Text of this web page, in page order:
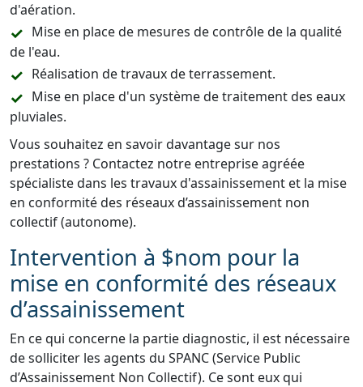
d'aération.
Mise en place de mesures de contrôle de la qualité
de l'eau.
Réalisation de travaux de terrassement.
Mise en place d'un système de traitement des eaux
pluviales.
Vous souhaitez en savoir davantage sur nos
prestations ? Contactez notre entreprise agréée
spécialiste dans les travaux d'assainissement et la mise
en conformité des réseaux d’assainissement non
collectif (autonome).
Intervention à $nom pour la
mise en conformité des réseaux
d’assainissement
En ce qui concerne la partie diagnostic, il est nécessaire
de solliciter les agents du SPANC (Service Public
d’Assainissement Non Collectif). Ce sont eux qui